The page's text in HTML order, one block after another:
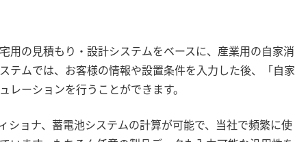
用の見積もり・設計システムをベースに、産業用の自家消
テムでは、お客様の情報や設置条件を入力した後、「自家
ーションを行うことができます。
ショナ、蓄電池システムの計算が可能で、当社で頻繁に使